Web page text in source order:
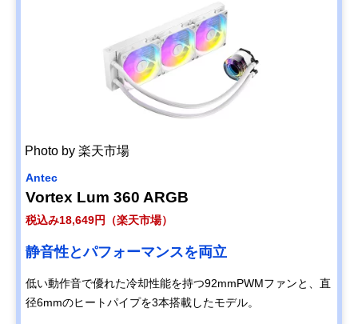
Photo by 楽天市場
Antec
Vortex Lum 360 ARGB
税込み18,649円（楽天市場）
静音性とパフォーマンスを両立
低い動作音で優れた冷却性能を持つ92mmPWMファンと、直
径6mmのヒートパイプを3本搭載したモデル。